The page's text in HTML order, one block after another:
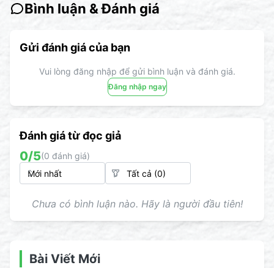
Bình luận & Đánh giá
Gửi đánh giá của bạn
Vui lòng đăng nhập để gửi bình luận và đánh giá.
Đăng nhập ngay
Đánh giá từ đọc giả
0/5(0 đánh giá)
Chưa có bình luận nào. Hãy là người đầu tiên!
Bài Viết Mới